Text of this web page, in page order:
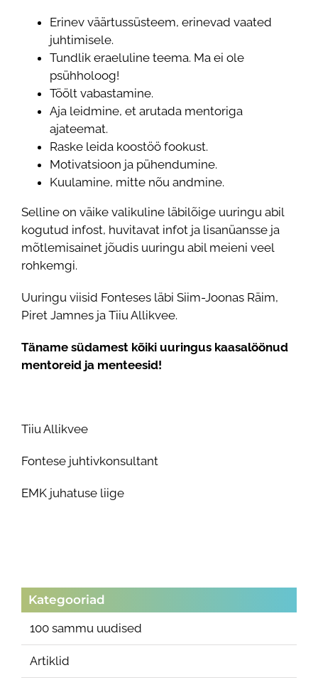
Erinev väärtussüsteem, erinevad vaated
juhtimisele.
Tundlik eraeluline teema. Ma ei ole
psühholoog!
Töölt vabastamine.
Aja leidmine, et arutada mentoriga
ajateemat.
Raske leida koostöö fookust.
Motivatsioon ja pühendumine.
Kuulamine, mitte nõu andmine.
Selline on väike valikuline läbilõige uuringu abil
kogutud infost, huvitavat infot ja lisanüansse ja
mõtlemisainet jõudis uuringu abil meieni veel
rohkemgi.
Uuringu viisid Fonteses läbi Siim-Joonas Räim,
Piret Jamnes ja Tiiu Allikvee.
Täname südamest kõiki uuringus kaasalöönud
mentoreid ja menteesid!
Tiiu Allikvee
Fontese juhtivkonsultant
EMK juhatuse liige
Kategooriad
100 sammu uudised
Artiklid